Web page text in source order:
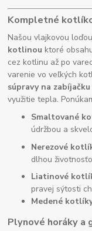
Kompletné
Našou vlajkovou
kotlinou ktoré
cez kotlinu až po
varenie vo veľkých
súpravy na zabíjačku
využitie tepla.
Smaltované
údržbou a
Nerezové
dlhou
Liatinové
pravej sýtosti
Medené
Plynové horáky a